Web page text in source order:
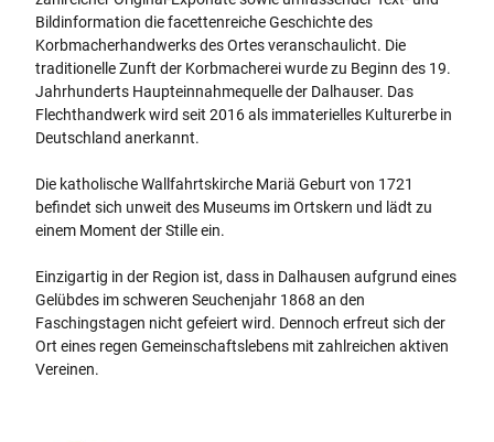
Bildinformation die facettenreiche Geschichte des
Korbmacherhandwerks des Ortes veranschaulicht. Die
traditionelle Zunft der Korbmacherei wurde zu Beginn des 19.
Jahrhunderts Haupteinnahmequelle der Dalhauser. Das
Flechthandwerk wird seit 2016 als immaterielles Kulturerbe in
Deutschland anerkannt.
Die katholische Wallfahrtskirche Mariä Geburt von 1721
befindet sich unweit des Museums im Ortskern und lädt zu
einem Moment der Stille ein.
Einzigartig in der Region ist, dass in Dalhausen aufgrund eines
Gelübdes im schweren Seuchenjahr 1868 an den
Faschingstagen nicht gefeiert wird. Dennoch erfreut sich der
Ort eines regen Gemeinschaftslebens mit zahlreichen aktiven
Vereinen.